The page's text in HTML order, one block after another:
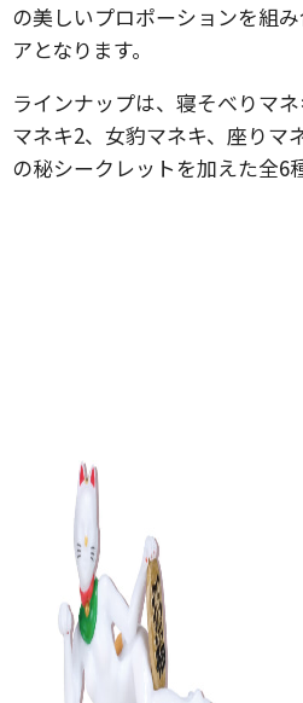
の美しいプロポーションを組
アとなります。
ラインナップは、寝そべりマ
マネキ2、女豹マネキ、座りマ
の秘シークレットを加えた全6